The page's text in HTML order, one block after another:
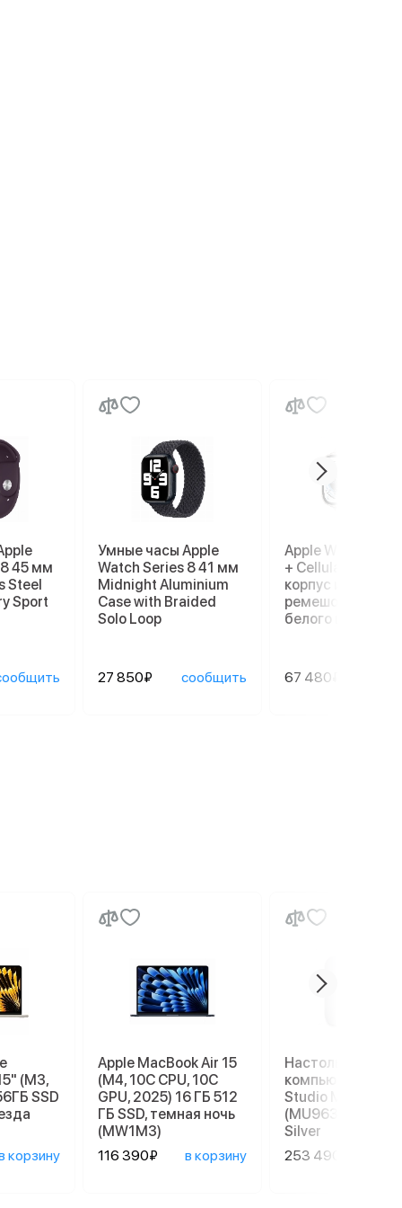
45 мм
Steel
Sport
Умные часы Apple
Watch Series 8 41 мм
Midnight Aluminium
Case with Braided
Solo Loop
27 850₽ сообщить
Apple Watch Ultra
+ Cellular, 49 мм,
корпус из титана,
ремешок Ocean
белого цвета
67 480₽
(M3,
SSD
корзину
Apple MacBook Air 15
(M4, 10C CPU, 10C
GPU, 2025) 16 ГБ 512
ГБ SSD, темная ночь
(MW1M3)
116 390₽
в корзину
Настольный
компьютер
Studio M4 Max
(MU963), 36/512
Silver
253 490₽